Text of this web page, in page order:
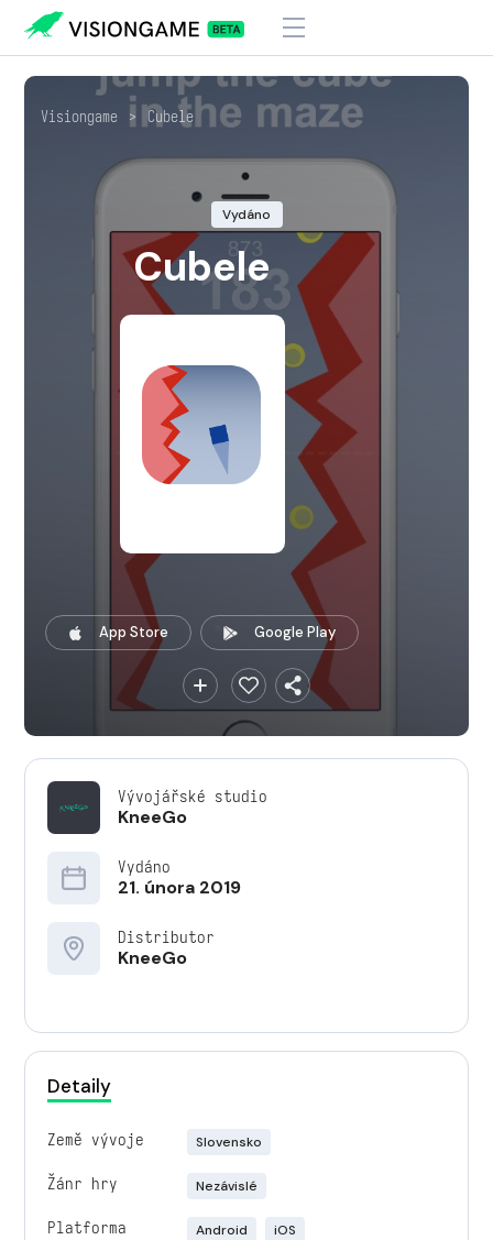
Visiongame > Cubele
Vydáno
Cubele
App Store Google Play
Vývojářské studio
KneeGo
Vydáno
21. února 2019
Distributor
KneeGo
Detaily
Země vývoje Slovensko
Žánr hry Nezávislé
Platforma Android iOS